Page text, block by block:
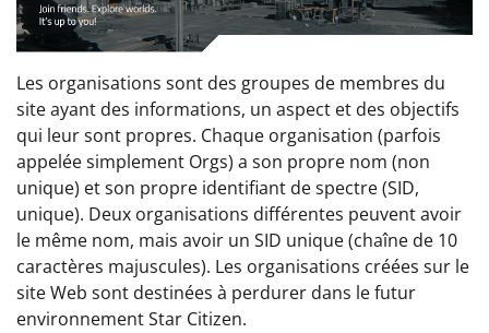
Les organisations sont des groupes de membres du
site ayant des informations, un aspect et des objectifs
qui leur sont propres. Chaque organisation (parfois
appelée simplement Orgs) a son propre nom (non
unique) et son propre identifiant de spectre (SID,
unique). Deux organisations différentes peuvent avoir
le même nom, mais avoir un SID unique (chaîne de 10
caractères majuscules). Les organisations créées sur le
site Web sont destinées à perdurer dans le futur
environnement Star Citizen.